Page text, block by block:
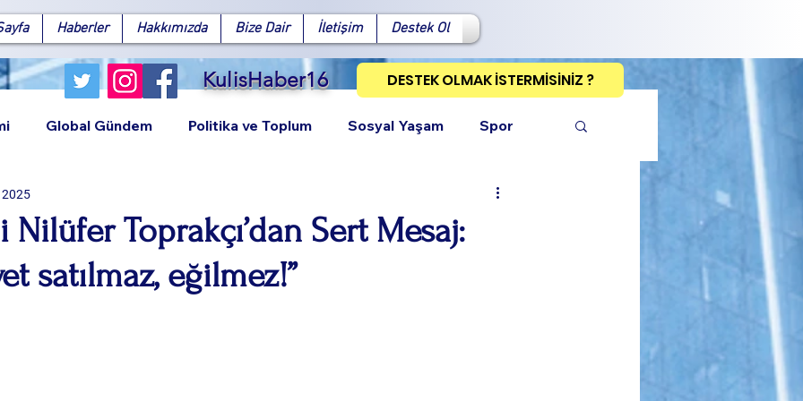
Haberler Hakkımızda Bize Dair İletişim Destek Ol
KulisHaber16 DESTEK OLMAK İSTERMİSİNİZ ?
Facebook X (Twitter)WhatsAppLinkedIn
Global Gündem Politika ve Toplum Sosyal Yaşam Spor
Nilüfer Toprakçı’dan Sert Mesaj:
satılmaz, eğilmez!”
2025